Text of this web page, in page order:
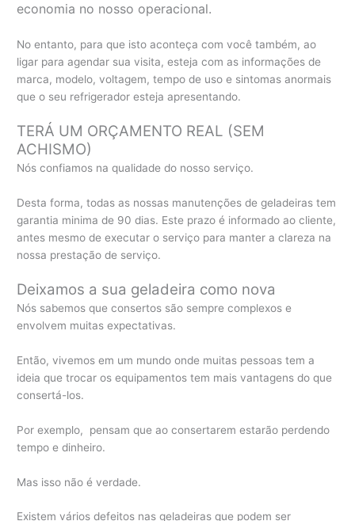
economia no nosso operacional.
No entanto, para que isto aconteça com você também, ao
ligar para agendar sua visita, esteja com as informações de
marca, modelo, voltagem, tempo de uso e sintomas anormais
que o seu refrigerador esteja apresentando.
TERÁ UM ORÇAMENTO REAL (SEM
ACHISMO)
Nós confiamos na qualidade do nosso serviço.
Desta forma, todas as nossas manutenções de geladeiras tem
garantia minima de 90 dias. Este prazo é informado ao cliente,
antes mesmo de executar o serviço para manter a clareza na
nossa prestação de serviço.
Deixamos a sua geladeira como nova
Nós sabemos que consertos são sempre complexos e
envolvem muitas expectativas.
Então, vivemos em um mundo onde muitas pessoas tem a
ideia que trocar os equipamentos tem mais vantagens do que
consertá-los.
Por exemplo, pensam que ao consertarem estarão perdendo
tempo e dinheiro.
Mas isso não é verdade.
Existem vários defeitos nas geladeiras que podem ser